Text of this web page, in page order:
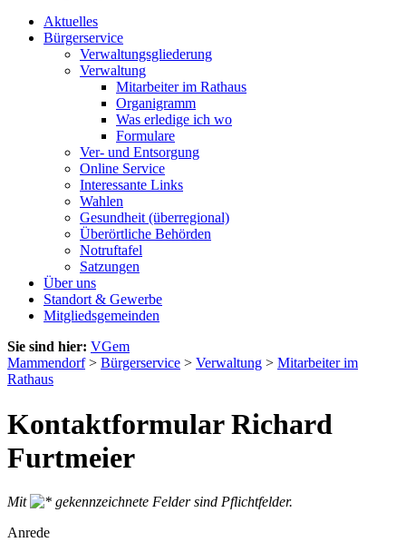
Aktuelles
Bürgerservice
Verwaltungsgliederung
Verwaltung
Mitarbeiter im Rathaus
Organigramm
Was erledige ich wo
Formulare
Ver- und Entsorgung
Online Service
Interessante Links
Wahlen
Gesundheit (überregional)
Überörtliche Behörden
Notruftafel
Satzungen
Über uns
Standort & Gewerbe
Mitgliedsgemeinden
Sie sind hier: VGem
Mammendorf> Bürgerservice > Verwaltung > Mitarbeiter im
Rathaus
Kontaktformular Richard
Furtmeier
Mit
gekennzeichnete Felder sind Pflichtfelder.
Anrede